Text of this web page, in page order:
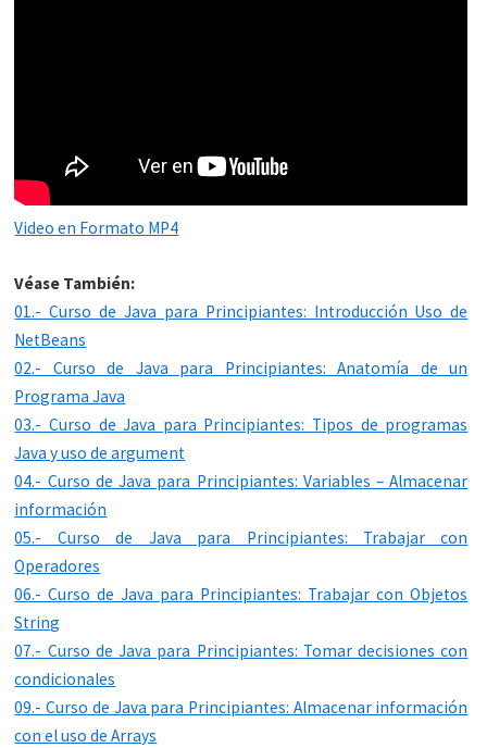
Video en Formato MP4
Véase También:
01.- Curso de Java para Principiantes: Introducción Uso de
NetBeans
02.- Curso de Java para Principiantes: Anatomía de un
Programa Java
03.- Curso de Java para Principiantes: Tipos de programas
Java y uso de argument
04.- Curso de Java para Principiantes: Variables – Almacenar
información
05.- Curso de Java para Principiantes: Trabajar con
Operadores
06.- Curso de Java para Principiantes: Trabajar con Objetos
String
07.- Curso de Java para Principiantes: Tomar decisiones con
condicionales
09.- Curso de Java para Principiantes: Almacenar información
con el uso de Arrays